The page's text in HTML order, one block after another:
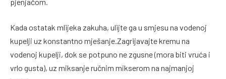
Kada ostatak mlijeka zakuha, ulijte ga u smjesu na vodenoj
kupelji uz konstantno mješanje.Zagrijavajte kremu na
vodenoj kupelji, dok se potpuno ne zgusne (mora biti vruća i
vrlo gusta), uz miksanje ručnim mikserom na najmanjoj